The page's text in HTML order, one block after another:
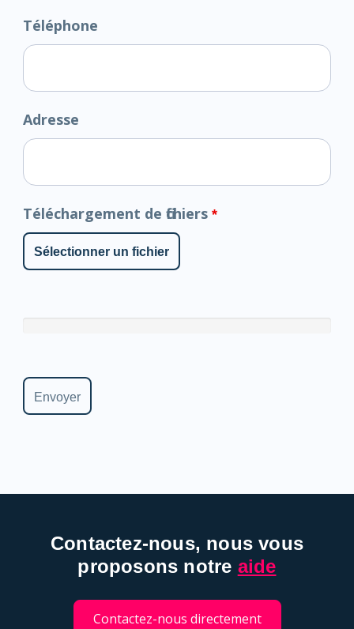
Téléphone
Adresse
Téléchargement de fichiers *
Sélectionner un fichier
Contactez-nous, nous vous
proposons notre aide
Contactez-nous directement